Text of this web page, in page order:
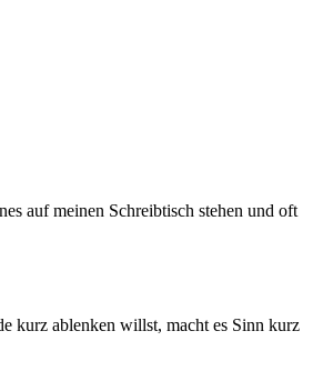
auf meinen Schreibtisch stehen und oft
kurz ablenken willst, macht es Sinn kurz